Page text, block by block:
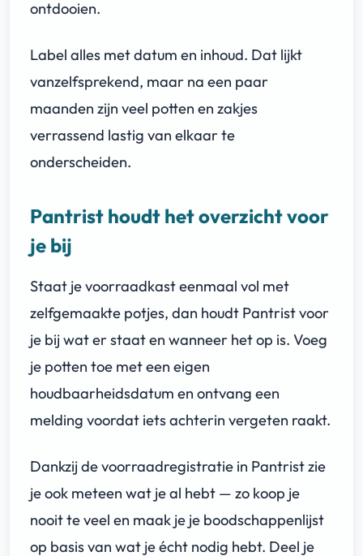
ontdooien.
Label alles met datum en inhoud. Dat lijkt
vanzelfsprekend, maar na een paar
maanden zijn veel potten en zakjes
verrassend lastig van elkaar te
onderscheiden.
Pantrist houdt het overzicht voor
je bij
Staat je voorraadkast eenmaal vol met
zelfgemaakte potjes, dan houdt Pantrist voor
je bij wat er staat en wanneer het op is. Voeg
je potten toe met een eigen
houdbaarheidsdatum en ontvang een
melding voordat iets achterin vergeten raakt.
Dankzij de voorraadregistratie in Pantrist zie
je ook meteen wat je al hebt — zo koop je
nooit te veel en maak je je boodschappenlijst
op basis van wat je écht nodig hebt. Deel je